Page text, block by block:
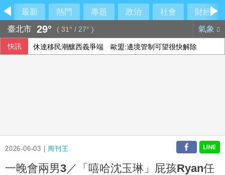
最新 熱門 專題 政治 社會
財經
臺北市 29° ( 31° / 27° ) 氣象
快訊 休達移民潮釀西義爭端 歐盟:邊境管制可望很快解除
2026-06-03 | 周刊王
一晚會兩男3／「嘻哈沈玉琳」屁孩Ryan任